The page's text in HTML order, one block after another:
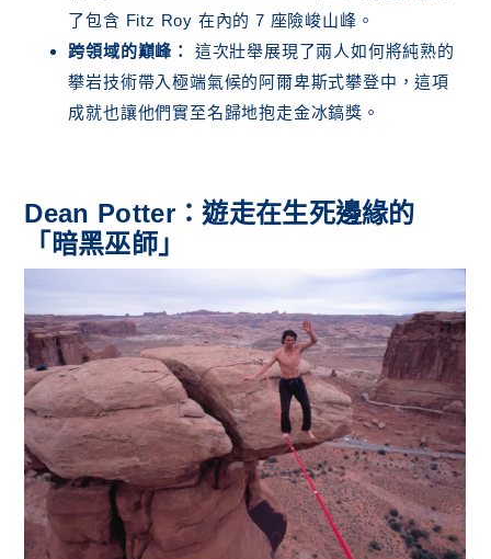
了包含 Fitz Roy 在內的 7 座險峻山峰。
跨領域的巔峰：
這次壯舉展現了兩人如何將純熟的
攀岩技術帶入極端氣候的阿爾卑斯式攀登中，這項
成就也讓他們實至名歸地抱走金冰鎬獎。
Dean Potter：遊走在生死邊緣的
「暗黑巫師」